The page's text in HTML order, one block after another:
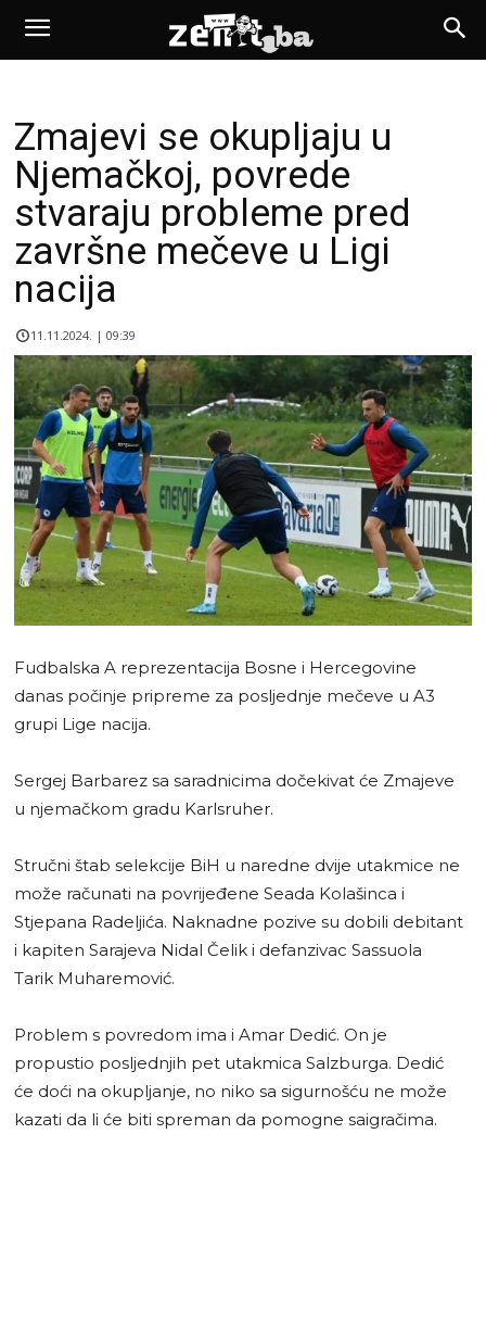
Zmajevi se okupljaju u
Njemačkoj, povrede
stvaraju probleme pred
završne mečeve u Ligi
nacija
11.11.2024. | 09:39
Fudbalska A reprezentacija Bosne i Hercegovine
danas počinje pripreme za posljednje mečeve u A3
grupi Lige nacija.
Sergej Barbarez sa saradnicima dočekivat će Zmajeve
u njemačkom gradu Karlsruher.
Stručni štab selekcije BiH u naredne dvije utakmice ne
može računati na povrijeđene Seada Kolašinca i
Stjepana Radeljića. Naknadne pozive su dobili debitant
i kapiten Sarajeva Nidal Čelik i defanzivac Sassuola
Tarik Muharemović.
Problem s povredom ima i Amar Dedić. On je
propustio posljednjih pet utakmica Salzburga. Dedić
će doći na okupljanje, no niko sa sigurnošću ne može
kazati da li će biti spreman da pomogne saigračima.